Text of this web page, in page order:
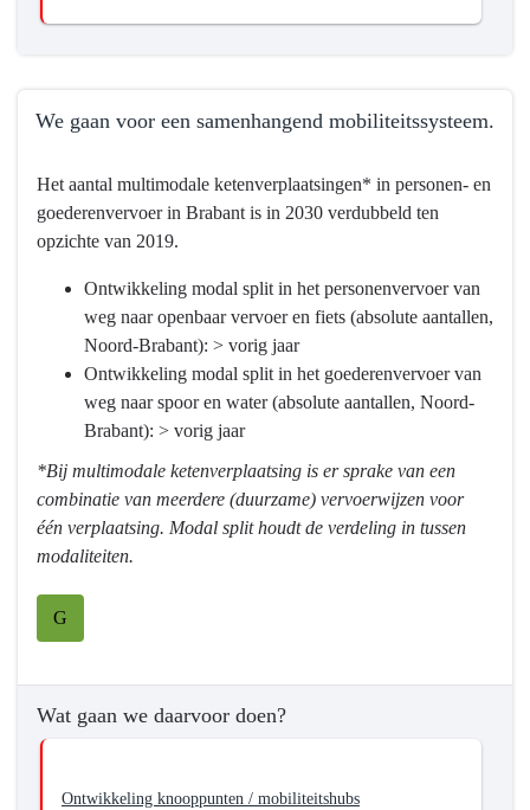
We gaan voor een samenhangend mobiliteitssysteem.
naar
navigatie
Programma
Mobiliteitsontwikkeling
bereiken?
We
gaan
voor
samenhangend
Het aantal multimodale ketenverplaatsingen* in personen- en
goederenvervoer in Brabant is in 2030 verdubbeld ten
opzichte van 2019.
Ontwikkeling modal split in het personenvervoer van
weg naar openbaar vervoer en fiets (absolute aantallen,
Noord-Brabant): > vorig jaar
Ontwikkeling modal split in het goederenvervoer van
weg naar spoor en water (absolute aantallen, Noord-
Brabant): > vorig jaar
*Bij multimodale ketenverplaatsing is er sprake van een
combinatie van meerdere (duurzame) vervoerwijzen voor
één verplaatsing. Modal split houdt de verdeling in tussen
modaliteiten.
G
Wat gaan we daarvoor doen?
Ontwikkeling knooppunten / mobiliteitshubs